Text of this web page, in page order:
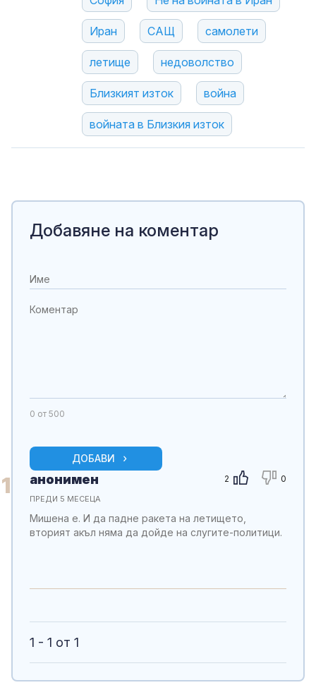
Иран САЩ самолети
летище недоволство
Близкият изток война
войната в Близкия изток
Добавяне на коментар
0 от 500
ДОБАВИ
1 2 0
анонимен
ПРЕДИ 5 МЕСЕЦА
Мишена е. И да падне ракета на летището,
вторият акъл няма да дойде на слугите-политици.
1 - 1 от 1